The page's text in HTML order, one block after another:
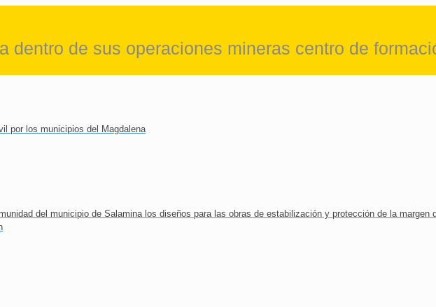
El
dentro de sus operaciones mineras centro de
por los municipios del Magdalena
del municipio de Salamina los diseños para las obras de estabilización y protección de la margen